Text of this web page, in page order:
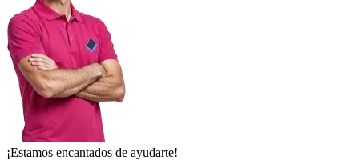
¡Estamos encantados de ayudarte!